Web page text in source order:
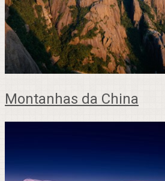
Montanhas da China